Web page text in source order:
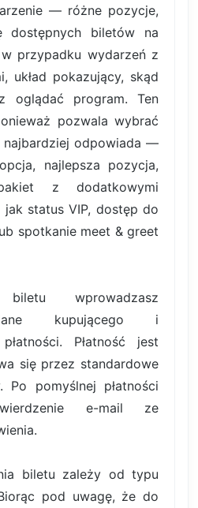
— różne pozycje,
dostępnych biletów na
przypadku wydarzeń z
układ pokazujący, skąd
oglądać program. Ten
pozwala wybrać
najbardziej odpowiada —
najlepsza pozycja,
z dodatkowymi
status VIP, dostęp do
spotkanie meet & greet
wprowadzasz
kupującego i
Płatność jest
się przez standardowe
Po pomyślnej płatności
e-mail ze
biletu zależy od typu
pod uwagę, że do